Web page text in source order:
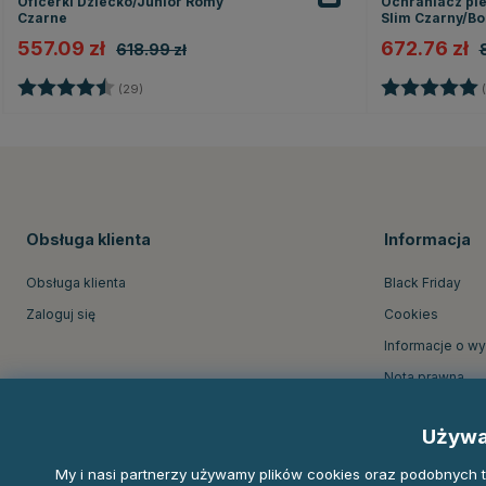
Czarne
557.09 zł 618.99 zł
Ocena: (29)
Slim Czarny/
672.76 zł
Ocena:
Obsługa klienta
Obsługa klienta
Zaloguj się
Informacja
Black Friday
Cookies
Informacje o
Nota prawna
Regulamin
My i nasi partnerzy używamy plików cookies oraz